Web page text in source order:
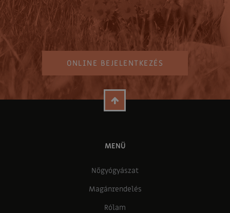
ONLINE BEJELENTKEZÉS
MENÜ
Nőgyógyászat
Magánrendelés
Rólam